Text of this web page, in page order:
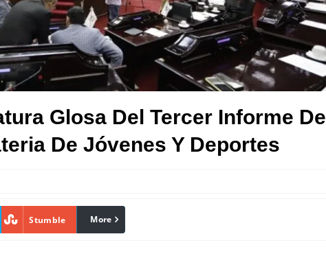
Glosa Del Tercer Informe De
De Jóvenes Y Deportes
Stumble linkedin
More